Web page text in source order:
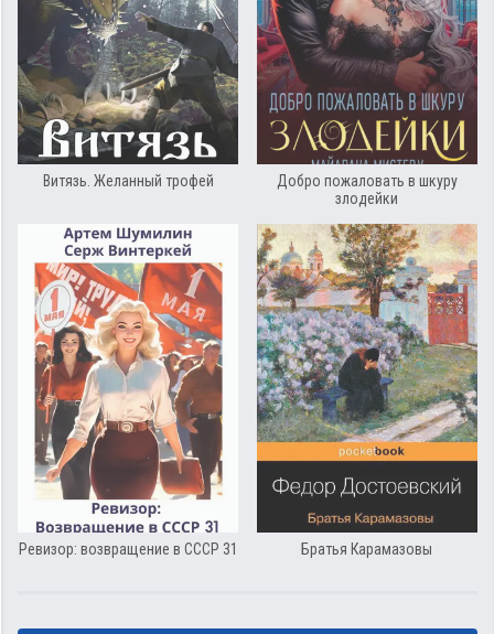
Витязь. Желанный трофей
Добро пожаловать в шкуру
злодейки
Ревизор: возвращение в СССР 31 Братья Карамазовы